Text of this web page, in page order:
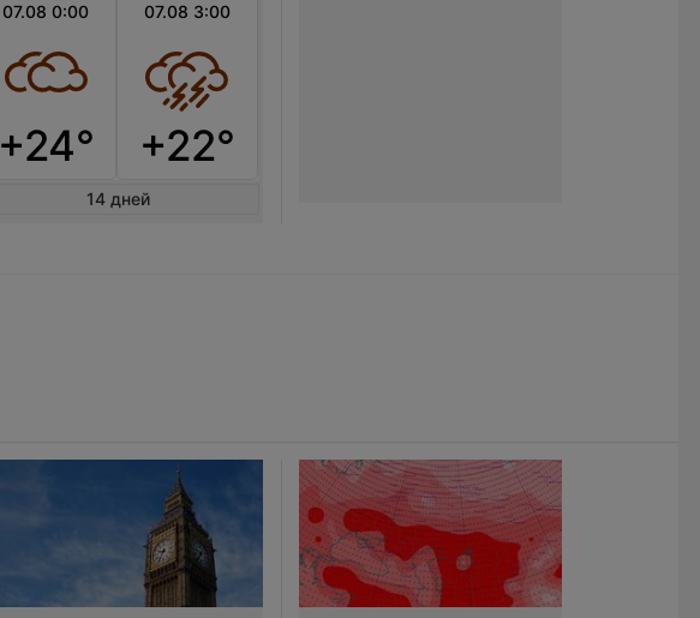
07.08 0:00
+24°
07.08 3:00
+22°
14 дней